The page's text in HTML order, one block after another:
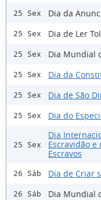
25 Sex Dia da
25 Sex Dia de Ler
25 Sex Dia Mundial
25 Sex Dia da
25 Sex Dia de São
25 Sex Dia do
25 Sex
Dia
Escravidão
Escravos
26 Sáb Dia de Criar
26 Sáb Dia Mundial